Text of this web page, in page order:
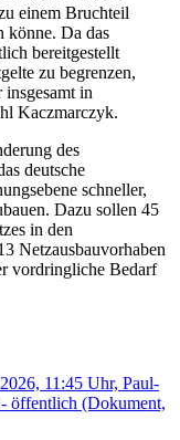
einem Bruchteil
könne. Da das
bereitgestellt
zu begrenzen,
insgesamt in
Kaczmarczyk.
des
deutsche
schneller,
Dazu sollen 45
in den
Netzausbauvorhaben
vordringliche Bedarf
11:45 Uhr, Paul-
öffentlich (Dokument,